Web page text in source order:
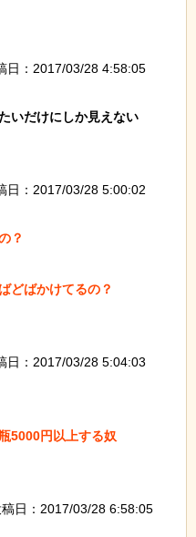
日：2017/03/28 4:58:05
いだけにしか見えない
日：2017/03/28 5:00:02
？
どばかけてるの？
日：2017/03/28 5:04:03
5000円以上する奴
日：2017/03/28 6:58:05